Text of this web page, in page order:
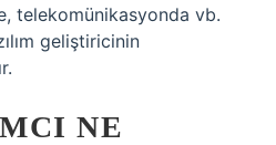
telekomünikasyonda vb.
geliştiricinin
NE